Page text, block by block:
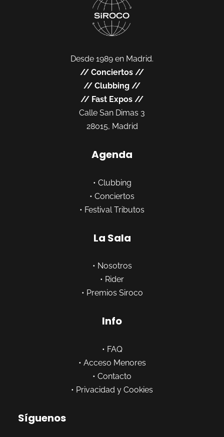
Desde 1989 en Madrid.
// Conciertos //
// Clubbing //
// Fast Expos //
Calle San Dimas 3
28015, Madrid
Agenda
• Clubbing
• Conciertos
• Festival Tributos
La Sala
• Nosotros
• Rider
• Premios Siroco
Info
• FAQ
• Acceso Menores
• Contacto
• Privacidad y Cookies
Síguenos